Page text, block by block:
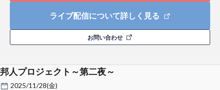
ライブ配信について詳しく見る
お問い合わせ
邦人プロジェクト～第二夜～
2025/11/28(金)